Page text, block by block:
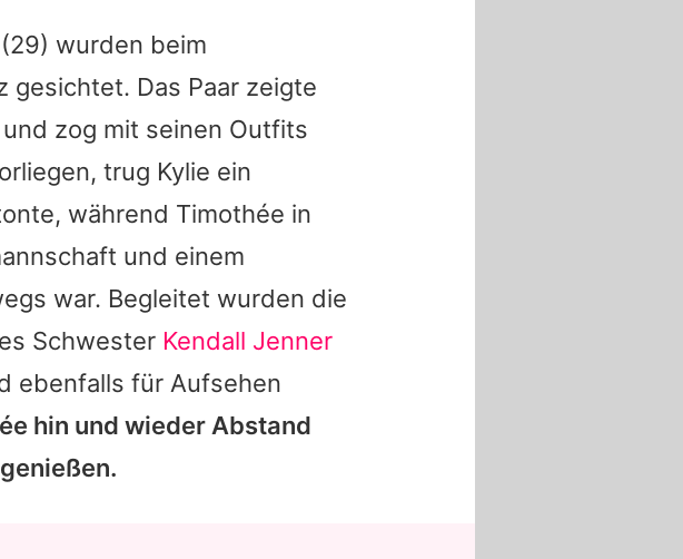
(29) wurden beim
gesichtet. Das Paar zeigte
zog mit seinen Outfits
trug Kylie ein
während Timothée in
und einem
war. Begleitet wurden die
Schwester Kendall Jenner
ebenfalls für Aufsehen
hin und wieder Abstand